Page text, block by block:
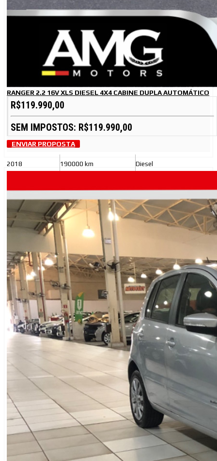
RANGER 2.2 16V XLS DIESEL 4X4 CABINE DUPLA AUTOMÁTICO
R$119.990,00
SEM IMPOSTOS: R$119.990,00
ENVIAR PROPOSTA
2018 190000 km Diesel